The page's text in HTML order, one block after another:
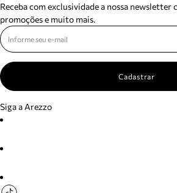
Receba com exclusividade a nossa newsletter
promoções e muito mais.
Cadastrar
Siga a Arezzo